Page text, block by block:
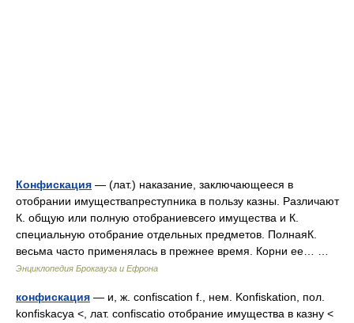
Конфискация — (лат.) наказание, заключающееся в
отобрании имуществапреступника в пользу казны. Различают
К. общую или полную отобраниевсего имущества и К.
специальную отобрание отдельных предметов. ПолнаяК.
весьма часто применялась в прежнее время. Корни ее… …
Энциклопедия Брокгауза и Ефрона
конфискация — и, ж. confiscation f., нем. Konfiskation, пол.
konfiskacya <, лат. confiscatio отобрание имущества в казну <